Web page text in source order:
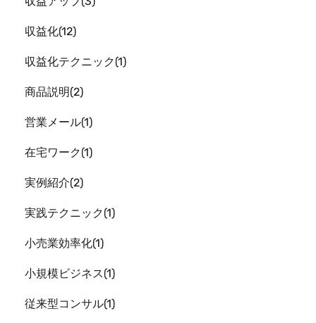
収益化 12
収益化テクニック 1
商品説明 2
営業メール 1
在宅ワーク 1
実例紹介 2
実践テクニック 1
小売業効率化 1
小規模ビジネス 1
従来型コンサル 1